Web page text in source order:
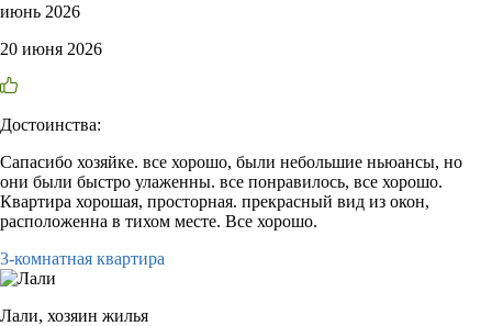
июнь 2026
20 июня 2026
Достоинства:
Сапасибо хозяйке. все хорошо, были небольшие ньюансы, но
они были быстро улаженны. все понравилось, все хорошо.
Квартира хорошая, просторная. прекрасный вид из окон,
расположенна в тихом месте. Все хорошо.
3-комнатная квартира
Лали, хозяин жилья